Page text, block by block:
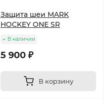
Защита шеи MARK
HOCKEY ONE SR
В наличии
5 900 ₽
В корзину